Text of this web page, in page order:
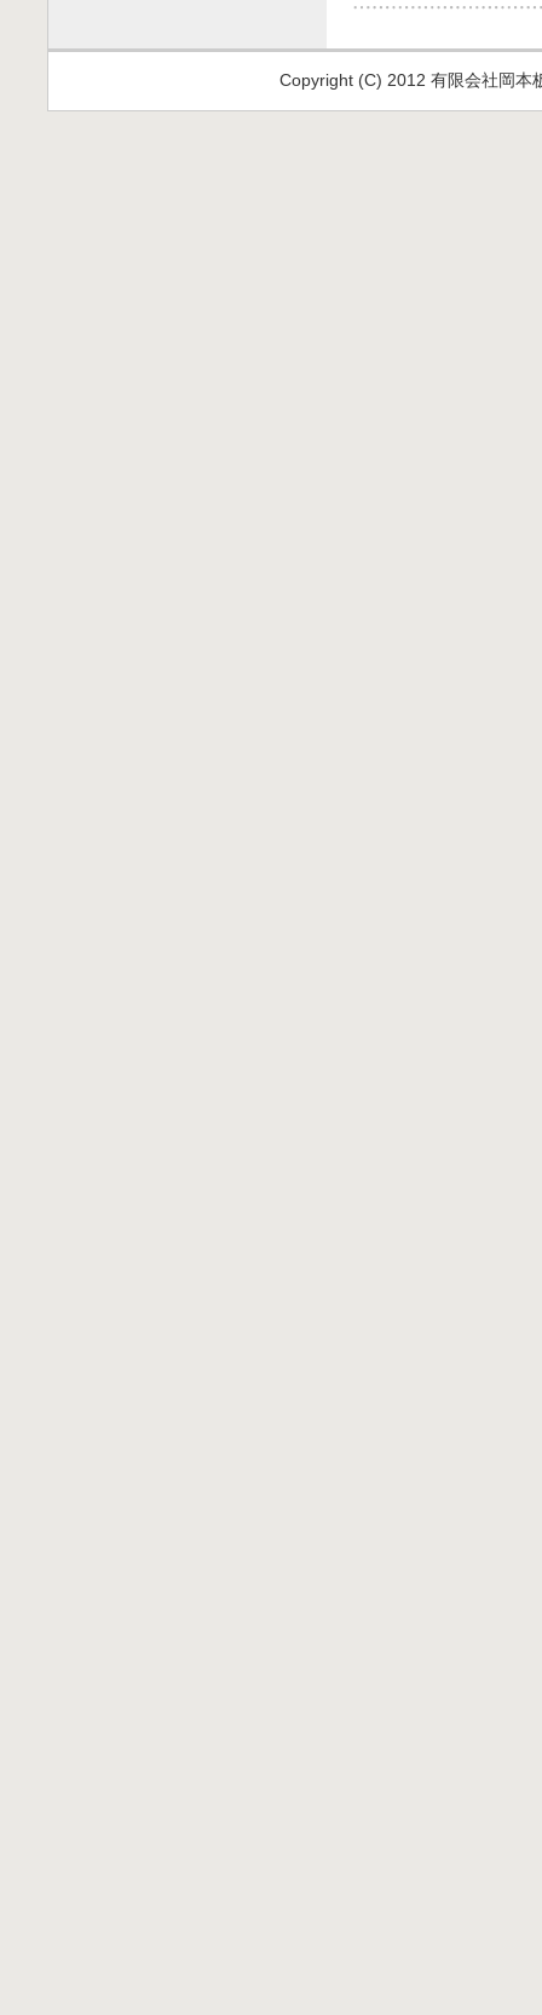
Copyright (C) 2012 有限会社岡